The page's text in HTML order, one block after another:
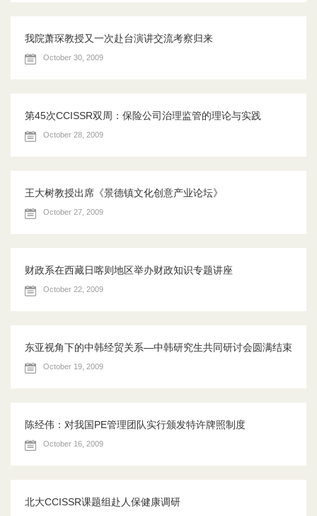
我院萧琛教授又一次赴台演讲交流考察归来
October 30, 2009
第45次CCISSR双周：保险公司治理监管的理论与实践
October 28, 2009
王大树教授出席《景德镇文化创意产业论坛》
October 27, 2009
财政系在西藏日喀则地区举办财政知识专题讲座
October 22, 2009
东亚视角下的中韩经贸关系—中韩研究生共同研讨会圆满结束
October 19, 2009
陈经伟：对我国PE管理团队实行颁发特许牌照制度
October 16, 2009
北大CCISSR课题组赴人保健康调研